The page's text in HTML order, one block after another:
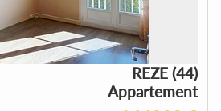
REZE (44)
Appartement